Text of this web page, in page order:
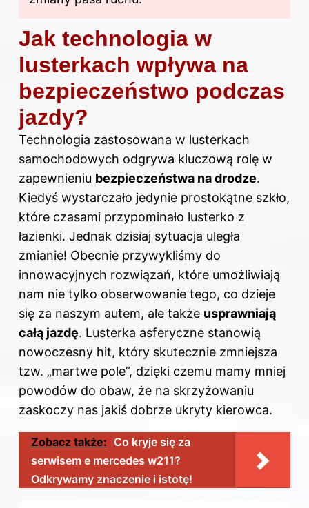
Jak technologia w
lusterkach wpływa na
bezpieczeństwo podczas
jazdy?
Technologia zastosowana w lusterkach
samochodowych odgrywa kluczową rolę w
zapewnieniu bezpieczeństwa nadrodze.
Kiedyś wystarczało jedynie prostokątne szkło,
które czasami przypominało lusterko z
łazienki. Jednak dzisiaj sytuacja uległa
zmianie! Obecnie przywykliśmy do
innowacyjnych rozwiązań, które umożliwiają
nam nie tylko obserwowanie tego, co dzieje
się za naszym autem, ale także usprawniają
całą jazdę. Lusterka asferyczne stanowią
nowoczesny hit, który skutecznie zmniejsza
tzw. „martwe pole”, dzięki czemu mamy mniej
powodów do obaw, że na skrzyżowaniu
zaskoczy nas jakiś dobrze ukryty kierowca.
Zobacz także: Co kryje się za
serwisem e mercedes w211?
Odkrywamy znaczenie i istotę!